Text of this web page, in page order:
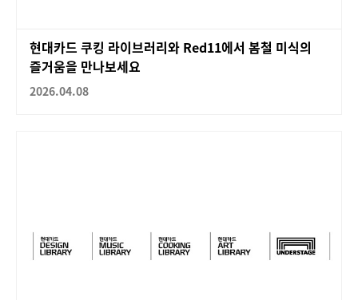
현대카드 쿠킹 라이브러리와 Red11에서 봄철 미식의
즐거움을 만나보세요
2026.04.08